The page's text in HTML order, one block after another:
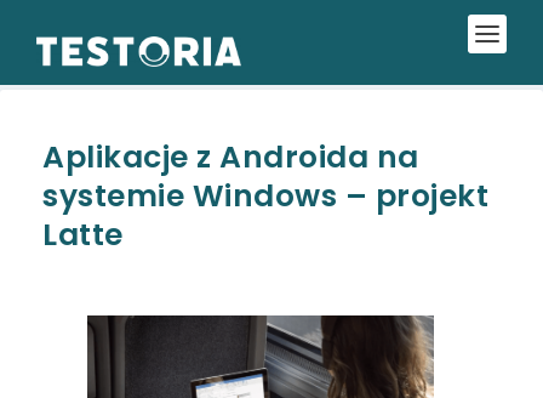
Aplikacje z Androida na
systemie Windows – projekt
Latte